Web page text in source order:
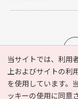
当サイトでは、利用
上およびサイトの利
を使用しています。
ッキーの使用に同意
e-NAVITA（イーナ